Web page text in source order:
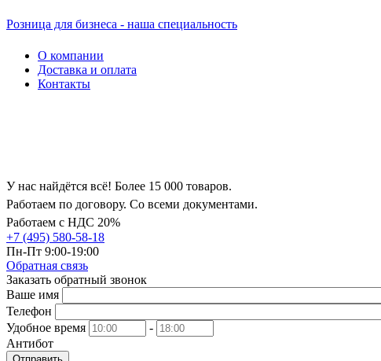
Розница для бизнеса - наша специальность
О компании
Доставка и оплата
Контакты
У нас найдётся всё! Более 15 000 товаров.
Работаем по договору. Со всеми документами.
Работаем с НДС 20%
+7 (495) 580-58-18
Пн-Пт 9:00-19:00
Обратная связь
Заказать обратный звонок
Ваше имя
Телефон
Удобное время
-
Антибот